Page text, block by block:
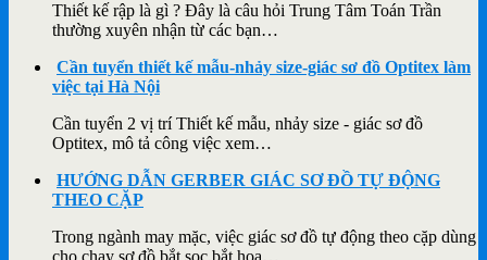
Thiết kế rập là gì ? Đây là câu hỏi Trung Tâm Toán Trần
thường xuyên nhận từ các bạn…
Cần tuyển thiết kế mẫu-nhảy size-giác sơ đồ Optitex làm
việc tại Hà Nội
Cần tuyển 2 vị trí Thiết kế mẫu, nhảy size - giác sơ đồ
Optitex, mô tả công việc xem…
HƯỚNG DẪN GERBER GIÁC SƠ ĐỒ TỰ ĐỘNG
THEO CẶP
Trong ngành may mặc, việc giác sơ đồ tự động theo cặp dùng